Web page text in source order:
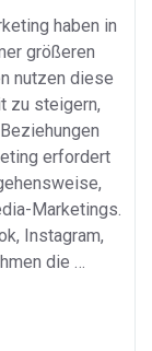
haben in
größeren
nutzen diese
zu steigern,
erfordert
Marketings.
Instagram,
die …